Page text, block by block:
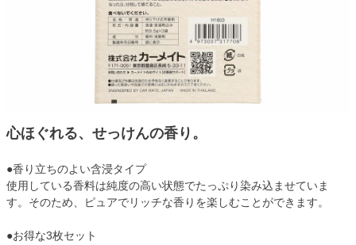
心ほぐれる、せっけんの香り。
●香り立ちのよい含浸タイプ
使用している香料は純度の高い状態でたっぷり染み込ませていま
す。そのため、ピュアでリッチな香りを楽しむことができます。
●お得な3枚セット